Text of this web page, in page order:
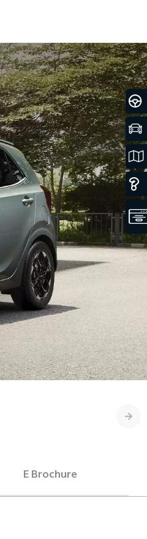
E Brochure